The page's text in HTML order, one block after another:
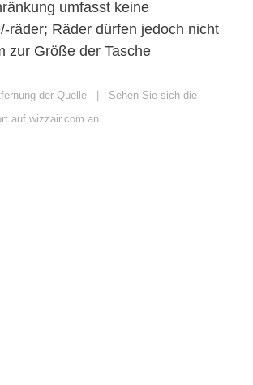
umfasst keine
räder; Räder dürfen jedoch nicht
zur Größe der Tasche
der Quelle | Sehen Sie sich die
auf wizzair.com an